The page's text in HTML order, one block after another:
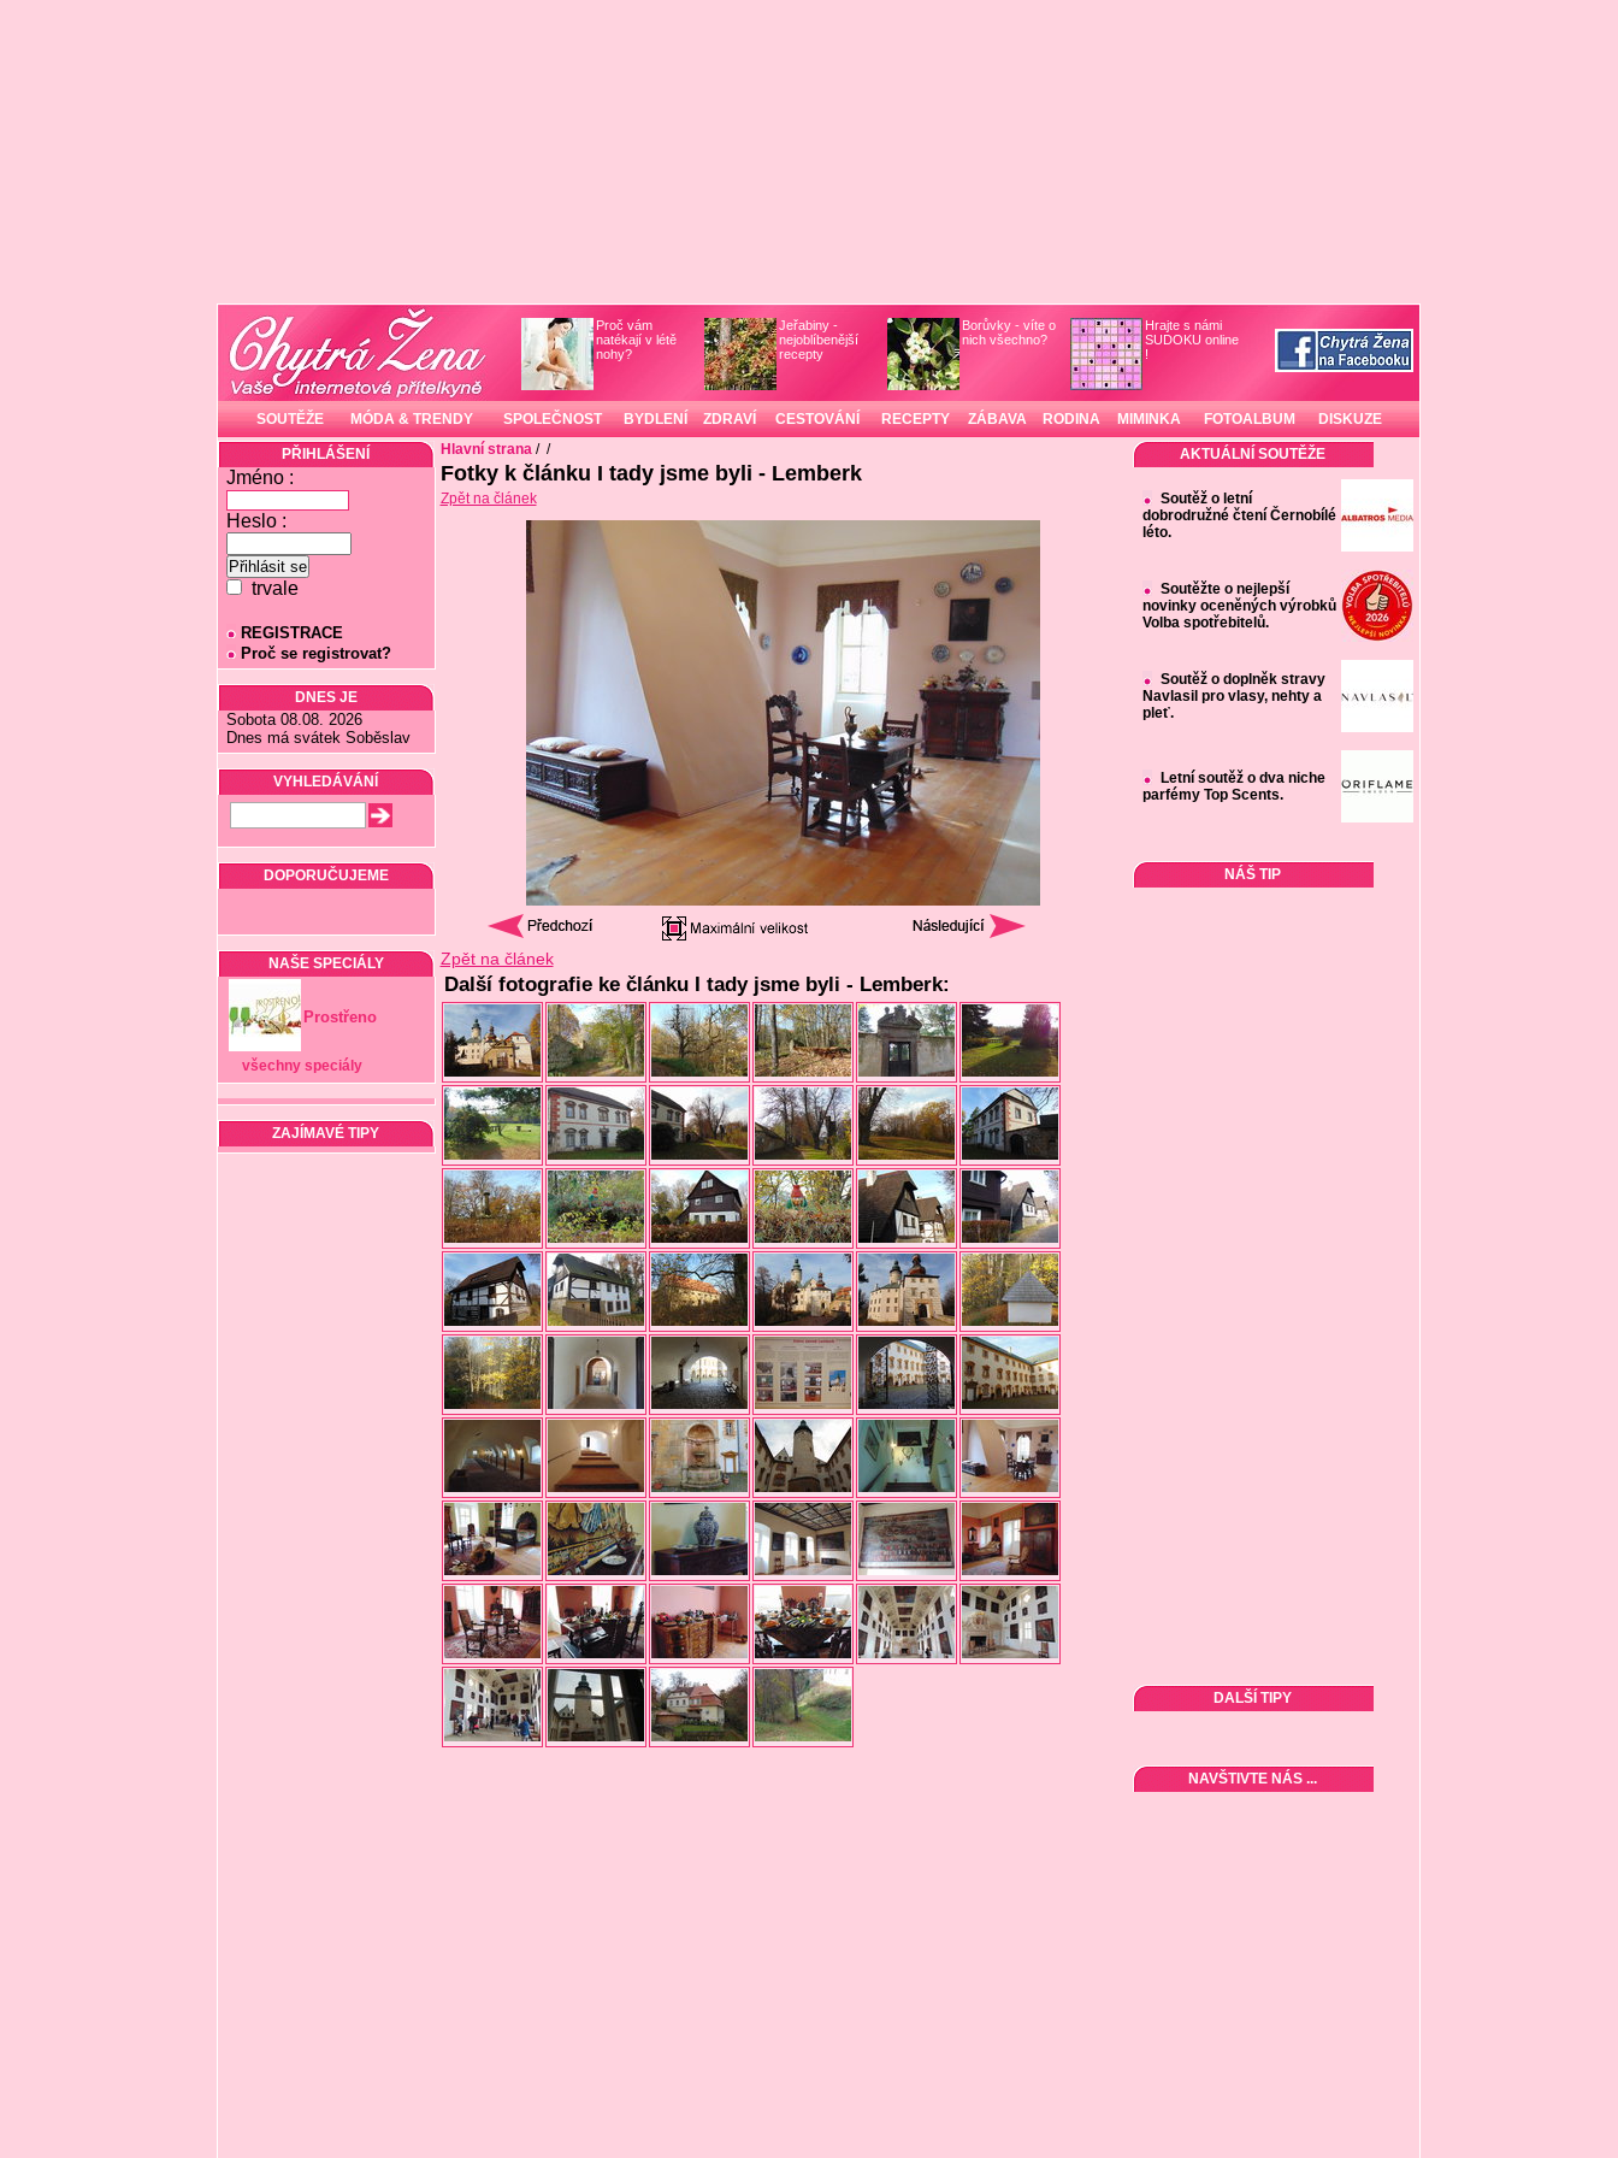
Proč vám
natékají v létě
nohy?
Jeřabiny -
nejoblíbenější
recepty
Borůvky - víte o
nich všechno?
Hrajte s námi
SUDOKU online
!
SOUTĚŽE MÓDA & TRENDY SPOLEČNOST BYDLENÍ ZDRAVÍ CESTOVÁNÍ RECEPTY ZÁBAVA RODINA MIMINKA FOTOALBUM DISKUZE
PŘIHLÁŠENÍ
Jméno :
Heslo :
trvale
REGISTRACE
Proč se registrovat?
DNES JE
Sobota 08.08. 2026
Dnes má svátek Soběslav
VYHLEDÁVÁNÍ
DOPORUČUJEME
NAŠE SPECIÁLY
Prostřeno
všechny speciály
ZAJÍMAVÉ TIPY
Hlavní strana/ /
Fotky k článku I tady jsme byli - Lemberk
Zpět na článek
Zpět na článek
Další fotografie ke článku I tady jsme byli - Lemberk:
AKTUÁLNÍ SOUTĚŽE
Soutěž o letní
dobrodružné čtení Černobílé
léto.
Soutěžte o nejlepší
novinky oceněných výrobků
Volba spotřebitelů.
Soutěž o doplněk stravy
Navlasil pro vlasy, nehty a
pleť.
Letní soutěž o dva niche
parfémy Top Scents.
NÁŠ TIP
DALŠÍ TIPY
NAVŠTIVTE NÁS ...